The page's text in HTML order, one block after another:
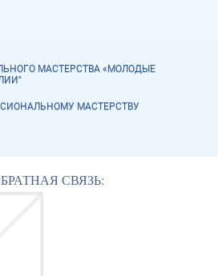
МАСТЕРСТВА «МОЛОДЫЕ
МАСТЕРСТВУ
СВЯЗЬ: